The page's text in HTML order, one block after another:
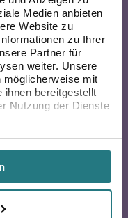
Medien anbieten
Website zu
zu Ihrer
Partner für
weiter. Unsere
möglicherweise mit
ihnen bereitgestellt
Nutzung der Dienste